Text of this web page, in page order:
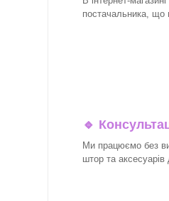
постачальника, що
🔹
Ми працюємо без
штор та аксесуарів